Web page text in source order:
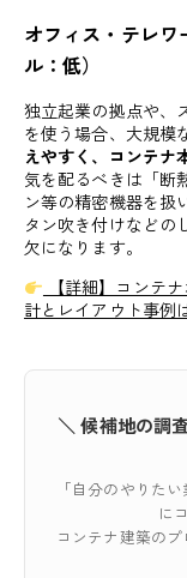
オフィス・テレワ
ル：低）
独立起業の拠点や、
を使う場合、大規模
えやすく、コンテナ
気を配るべきは「断
ン等の精密機器を扱
タン吹き付けなどの
欠になります。
【詳細】コンテ
計とレイアウト事例
＼ 候補地の調
「自分のやりた
に
コンテナ建築の